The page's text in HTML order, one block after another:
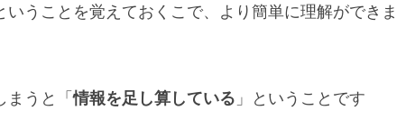
いうことを覚えておくこで、より簡単に理解ができま
まうと「情報を足し算している 」ということです